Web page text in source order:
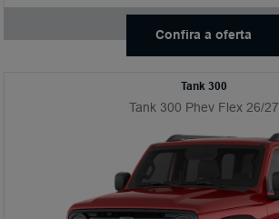
Confira a oferta
Tank 300
Tank 300 Phev Flex 26/27